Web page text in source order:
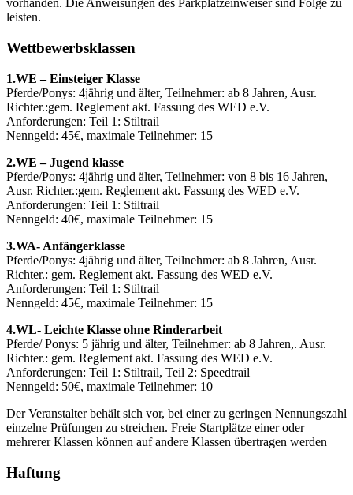
vorhanden. Die Anweisungen des Parkplatzeinweiser sind Folge zu
leisten.
Wettbewerbsklassen
1.WE – Einsteiger Klasse
Pferde/Ponys: 4jährig und älter, Teilnehmer: ab 8 Jahren, Ausr.
Richter.:gem. Reglement akt. Fassung des WED e.V.
Anforderungen: Teil 1: Stiltrail
Nenngeld: 45€, maximale Teilnehmer: 15
2.WE – Jugend klasse
Pferde/Ponys: 4jährig und älter, Teilnehmer: von 8 bis 16 Jahren,
Ausr. Richter.:gem. Reglement akt. Fassung des WED e.V.
Anforderungen: Teil 1: Stiltrail
Nenngeld: 40€, maximale Teilnehmer: 15
3.WA- Anfängerklasse
Pferde/Ponys: 4jährig und älter, Teilnehmer: ab 8 Jahren, Ausr.
Richter.: gem. Reglement akt. Fassung des WED e.V.
Anforderungen: Teil 1: Stiltrail
Nenngeld: 45€, maximale Teilnehmer: 15
4.WL- Leichte Klasse ohne Rinderarbeit
Pferde/ Ponys: 5 jährig und älter, Teilnehmer: ab 8 Jahren,. Ausr.
Richter.: gem. Reglement akt. Fassung des WED e.V.
Anforderungen: Teil 1: Stiltrail, Teil 2: Speedtrail
Nenngeld: 50€, maximale Teilnehmer: 10
Der Veranstalter behält sich vor, bei einer zu geringen Nennungszahl
einzelne Prüfungen zu streichen. Freie Startplätze einer oder
mehrerer Klassen können auf andere Klassen übertragen werden
Haftung